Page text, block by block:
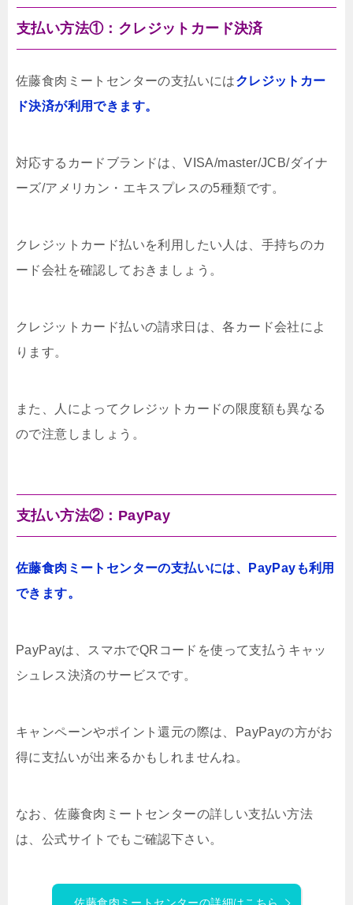
支払い方法①：クレジットカード決済
佐藤食肉ミートセンターの支払いにはクレジットカー
ド決済が利用できます。
対応するカードブランドは、VISA/master/JCB/ダイナ
ーズ/アメリカン・エキスプレスの5種類です。
クレジットカード払いを利用したい人は、手持ちのカ
ード会社を確認しておきましょう。
クレジットカード払いの請求日は、各カード会社によ
ります。
また、人によってクレジットカードの限度額も異なる
ので注意しましょう。
支払い方法②：PayPay
佐藤食肉ミートセンターの支払いには、PayPayも利用
できます。
PayPayは、スマホでQRコードを使って支払うキャッ
シュレス決済のサービスです。
キャンペーンやポイント還元の際は、PayPayの方がお
得に支払いが出来るかもしれませんね。
なお、佐藤食肉ミートセンターの詳しい支払い方法
は、公式サイトでもご確認下さい。